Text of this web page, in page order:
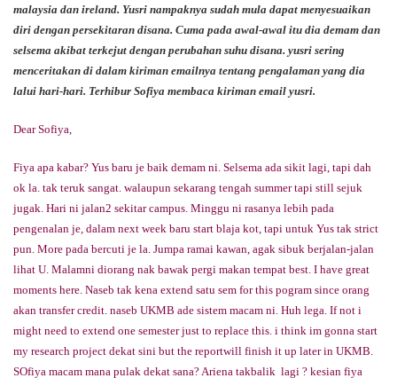
malaysia dan ireland. Yusri nampaknya sudah mula dapat menyesuaikan
diri dengan persekitaran disana. Cuma pada awal-awal itu dia demam dan
selsema akibat terkejut dengan perubahan suhu disana. yusri sering
menceritakan di dalam kiriman emailnya tentang pengalaman yang dia
lalui hari-hari. Terhibur Sofiya membaca kiriman email yusri.
Dear Sofiya,
Fiya apa kabar? Yus baru je baik demam ni. Selsema ada sikit lagi, tapi dah
ok la. tak teruk sangat. walaupun sekarang tengah summer tapi still sejuk
jugak. Hari ni jalan2 sekitar campus. Minggu ni rasanya lebih pada
pengenalan je, dalam next week baru start blaja kot, tapi untuk Yus tak strict
pun. More pada bercuti je la. Jumpa ramai kawan, agak sibuk berjalan-jalan
lihat U. Malamni diorang nak bawak pergi makan tempat best. I have great
moments here. Naseb tak kena extend satu sem for this pogram since orang
akan transfer credit. naseb UKMB ade sistem macam ni. Huh lega. If not i
might need to extend one semester just to replace this. i think im gonna start
my research project dekat sini but the reportwill finish it up later in UKMB.
SOfiya macam mana pulak dekat sana? Ariena takbalik lagi ? kesian fiya